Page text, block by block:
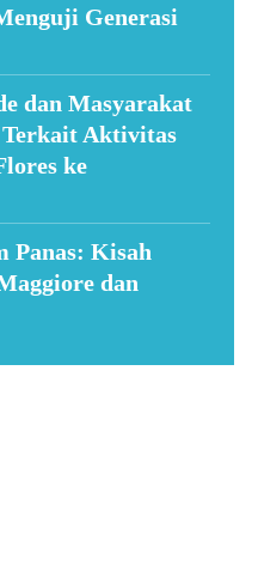
Generasi
dan Masyarakat
Aktivitas
ke
Panas: Kisah
dan